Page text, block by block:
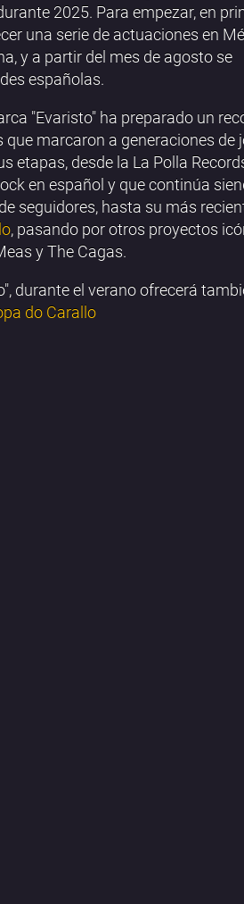
2025. Para empezar, en
una serie de actuaciones en
y a partir del mes de agosto se
españolas.
"Evaristo" ha preparado un
marcaron a generaciones de
etapas, desde la La Polla
en español y que continúa
seguidores, hasta su más
, pasando por otros proyectos
y The Cagas.
durante el verano ofrecerá
do Carallo